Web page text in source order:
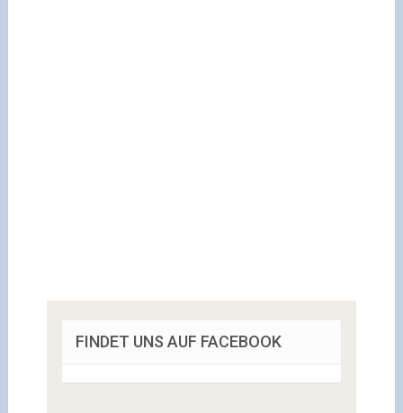
FINDET UNS AUF FACEBOOK